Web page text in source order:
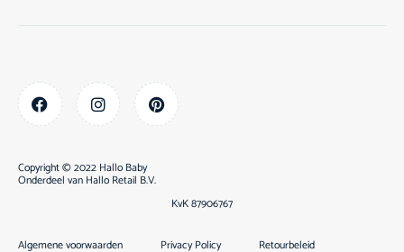
Copyright © 2022 Hallo Baby
Onderdeel van Hallo Retail B.V.
KvK 87906767
Algemene voorwaarden Privacy Policy Retourbeleid